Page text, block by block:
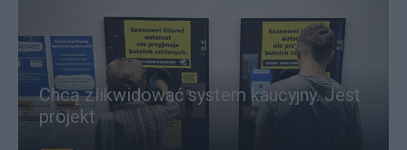
Chcą zlikwidować system kaucyjny. Jest
projekt